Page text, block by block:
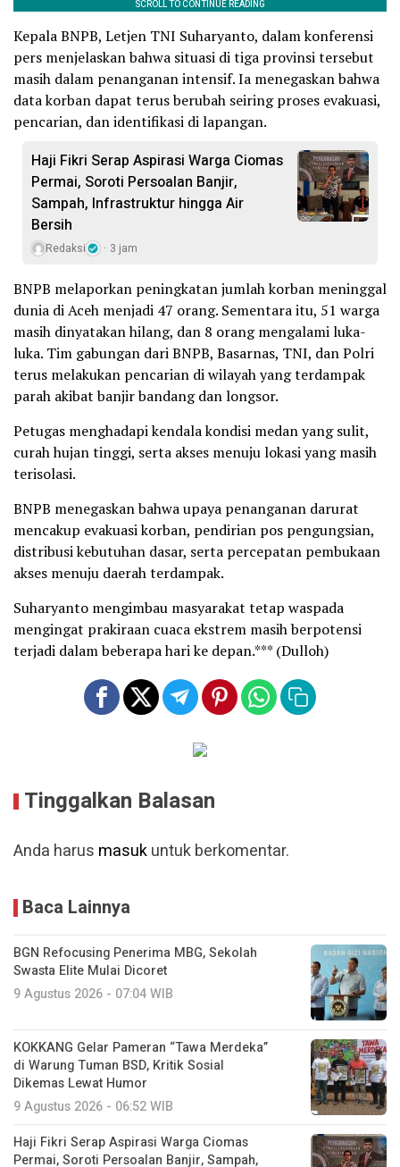
Kepala BNPB, Letjen TNI Suharyanto, dalam konferensi
pers menjelaskan bahwa situasi di tiga provinsi tersebut
masih dalam penanganan intensif. Ia menegaskan bahwa
data korban dapat terus berubah seiring proses evakuasi,
pencarian, dan identifikasi di lapangan.
Haji Fikri Serap Aspirasi Warga Ciomas
Permai, Soroti Persoalan Banjir,
Sampah, Infrastruktur hingga Air
Bersih
Redaksi 3 jam
BNPB melaporkan peningkatan jumlah korban meninggal
dunia di Aceh menjadi 47 orang. Sementara itu, 51 warga
masih dinyatakan hilang, dan 8 orang mengalami luka-
luka. Tim gabungan dari BNPB, Basarnas, TNI, dan Polri
terus melakukan pencarian di wilayah yang terdampak
parah akibat banjir bandang dan longsor.
Petugas menghadapi kendala kondisi medan yang sulit,
curah hujan tinggi, serta akses menuju lokasi yang masih
terisolasi.
BNPB menegaskan bahwa upaya penanganan darurat
mencakup evakuasi korban, pendirian pos pengungsian,
distribusi kebutuhan dasar, serta percepatan pembukaan
akses menuju daerah terdampak.
Suharyanto mengimbau masyarakat tetap waspada
mengingat prakiraan cuaca ekstrem masih berpotensi
terjadi dalam beberapa hari ke depan.*** (Dulloh)
Tinggalkan Balasan
Anda harus masukuntuk berkomentar.
Baca Lainnya
BGN Refocusing Penerima MBG, Sekolah
Swasta Elite Mulai Dicoret
9 Agustus 2026 - 07:04 WIB
KOKKANG Gelar Pameran “Tawa Merdeka”
di Warung Tuman BSD, Kritik Sosial
Dikemas Lewat Humor
9 Agustus 2026 - 06:52 WIB
Haji Fikri Serap Aspirasi Warga Ciomas
Permai, Soroti Persoalan Banjir, Sampah,